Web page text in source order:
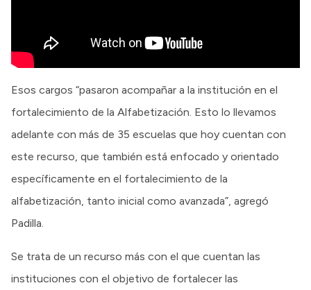
Esos cargos “pasaron acompañar a la institución en el
fortalecimiento de la Alfabetización. Esto lo llevamos
adelante con más de 35 escuelas que hoy cuentan con
este recurso, que también está enfocado y orientado
específicamente en el fortalecimiento de la
alfabetización, tanto inicial como avanzada”, agregó
Padilla.
Se trata de un recurso más con el que cuentan las
instituciones con el objetivo de fortalecer las